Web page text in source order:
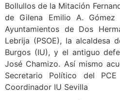
Bollullos de la Mitación
de Gilena Emilio A.
Ayuntamientos de Dos
Lebrija (PSOE), la alcaldesa
Burgos (IU), y el antiguo
José Chamizo. Así mismo
Secretario Político del
Coordinador IU Sevilla